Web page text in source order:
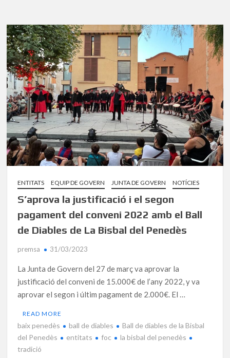
ENTITATS EQUIP DE GOVERN JUNTA DE GOVERN NOTÍCIES
S’aprova la justificació i el segon
pagament del conveni 2022 amb el Ball
de Diables de La Bisbal del Penedès
premsa 31/03/2023
La Junta de Govern del 27 de març va aprovar la
justificació del conveni de 15.000€ de l’any 2022, y va
aprovar el segon i últim pagament de 2.000€. El …
READ MORE
baix penedès ball de diables
Ball de diables de la Bisbal
del Penedès
entitats foc
la bisbal del penedès
tradició